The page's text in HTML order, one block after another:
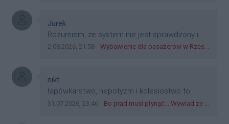
plastik czy inne bliki. Zakrawa na
dyskryminację.
Autor komentarza:
Jurek
Treść komentarza:
Rozumiem, że system nie jest sprawdzony i
przetestowany. Wybieram się z mim młodym
przejazdów dadzą radę. Albo ogarną, jak to
teraz młode ludzie mówią.
Data dodania komentarza:
2.08.2026, 21:58 Źródło komentarza:
Wybawienie dla pasażerów w Rzeszowie? W mieście ruszyły testy nowego rozwiązania
Autor komentarza:
nikt
Treść komentarza:
łapówkarstwo, nepotyzm i kolesiostwo to
norma w pge dystrybucja rzeszów, takie ***e
Data dodania komentarza:
31.07.2026, 23:46 Źródło komentarza:
Bo prąd musi płynąć... Wywiad ze Zbigniewem Możdżeniem - Dyrektorem Generalnym Oddziału PGE Dystrybucja w Rzeszowie